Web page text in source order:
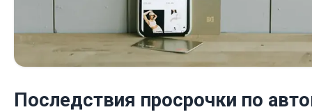
Последствия просрочки по